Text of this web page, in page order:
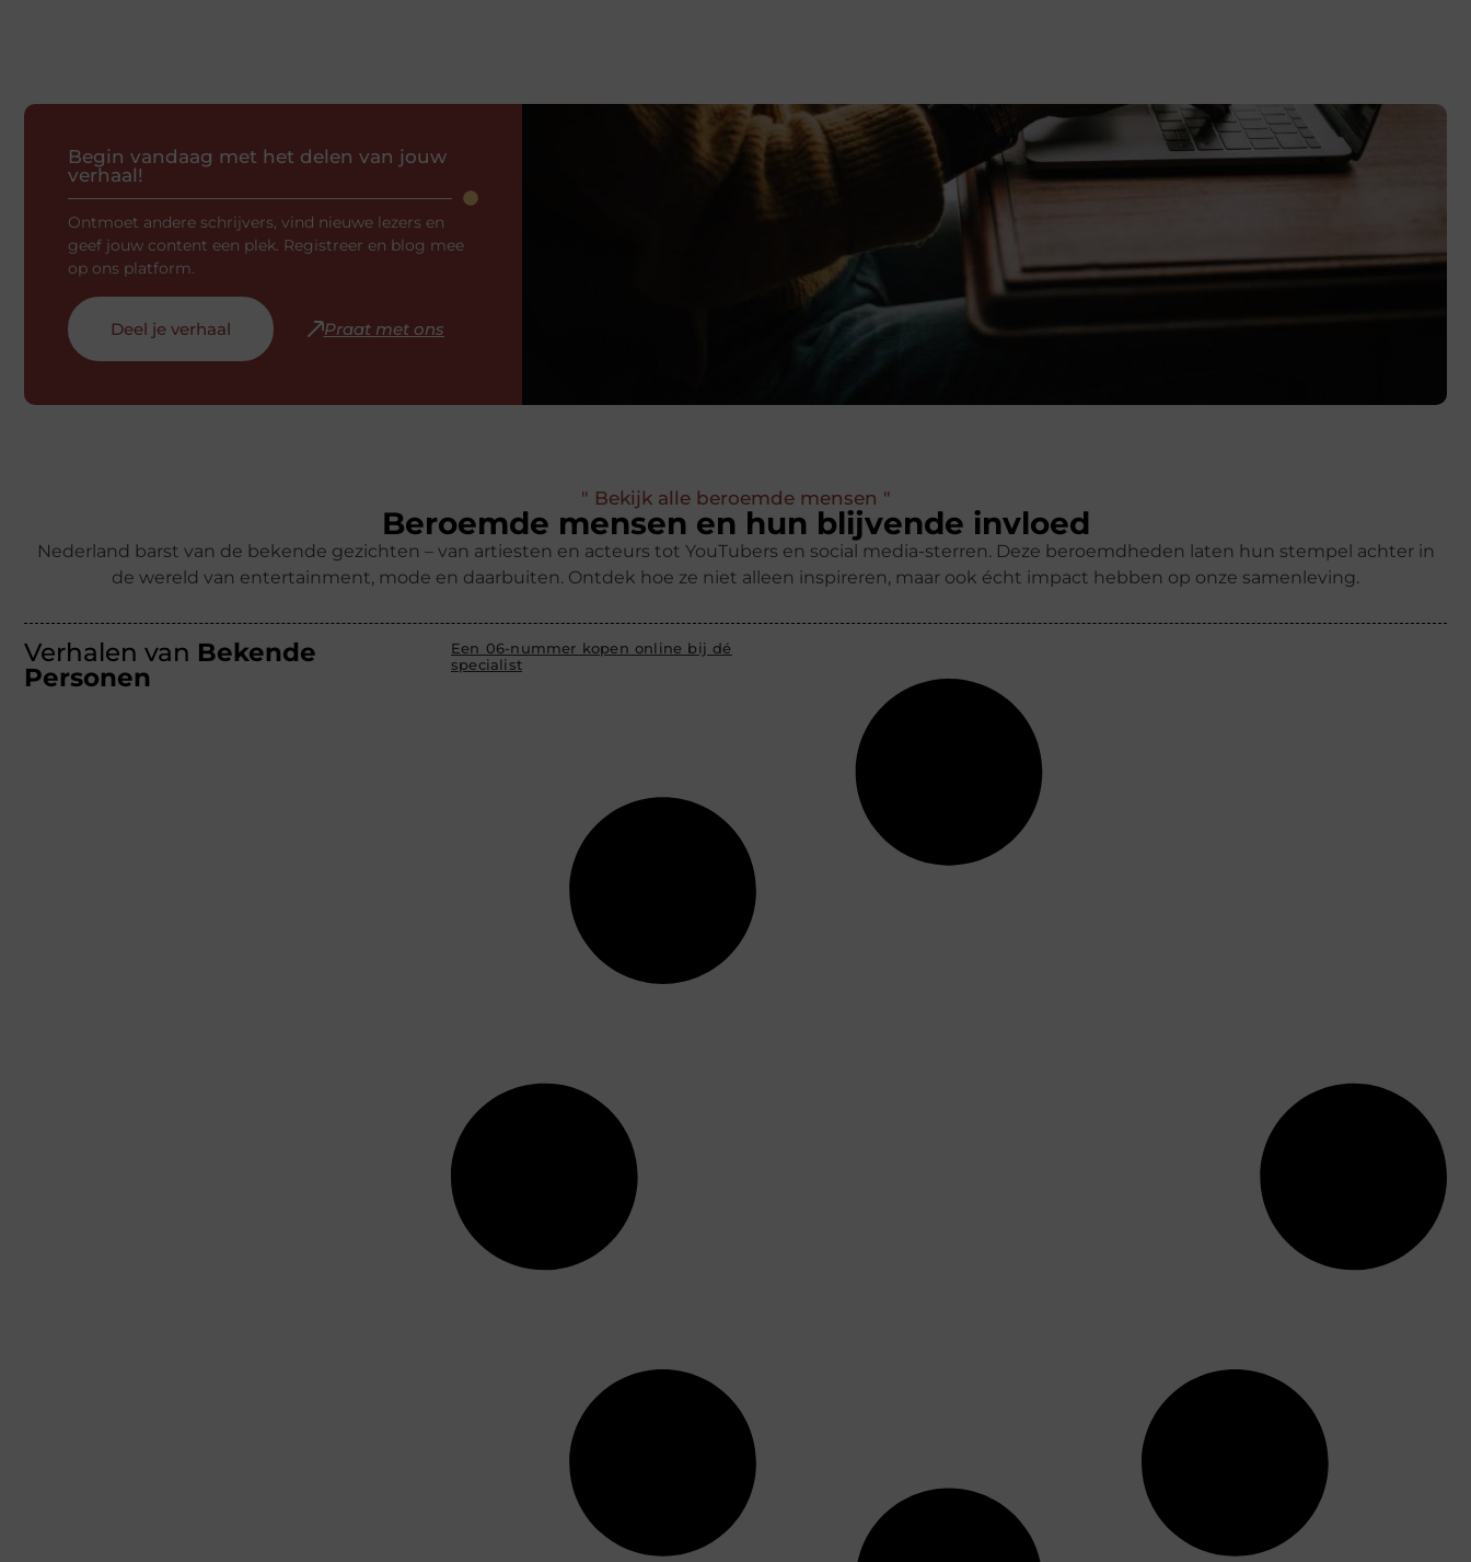
Begin vandaag met het delen van jouw
verhaal!
Ontmoet andere schrijvers, vind nieuwe lezers en
geef jouw content een plek. Registreer en blog mee
op ons platform.
Deel je verhaal Praat met ons
" Bekijk alle beroemde mensen "
Beroemde mensen en hun blijvende invloed
Nederland barst van de bekende gezichten – van artiesten en acteurs tot YouTubers en social media-sterren. Deze beroemdheden laten hun stempel achter in
de wereld van entertainment, mode en daarbuiten. Ontdek hoe ze niet alleen inspireren, maar ook écht impact hebben op onze samenleving.
Verhalen van Bekende
Personen
Een 06-nummer kopen online bij dé
specialist